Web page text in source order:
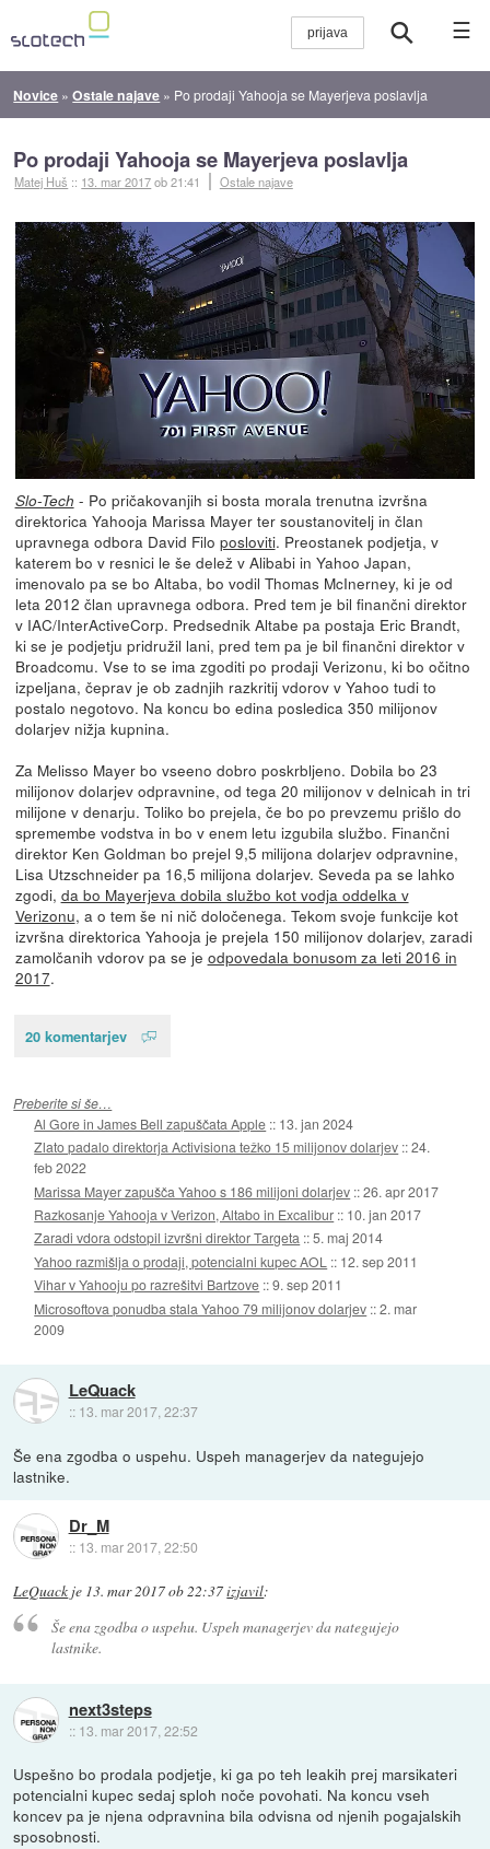
☰
Novice »Ostale najave » Po prodaji Yahooja se Mayerjeva poslavlja
Po prodaji Yahooja se Mayerjeva poslavlja
Matej Huš :: 13. mar 2017ob 21:41 Ostale najave
Slo-Tech - Po pričakovanjih si bosta morala trenutna izvršna
direktorica Yahooja Marissa Mayer ter soustanovitelj in član
upravnega odbora David Filo posloviti. Preostanek podjetja, v
katerem bo v resnici le še delež v Alibabi in Yahoo Japan,
imenovalo pa se bo Altaba, bo vodil Thomas McInerney, ki je od
leta 2012 član upravnega odbora. Pred tem je bil finančni direktor
v IAC/InterActiveCorp. Predsednik Altabe pa postaja Eric Brandt,
ki se je podjetju pridružil lani, pred tem pa je bil finančni direktor v
Broadcomu. Vse to se ima zgoditi po prodaji Verizonu, ki bo očitno
izpeljana, čeprav je ob zadnjih razkritij vdorov v Yahoo tudi to
postalo negotovo. Na koncu bo edina posledica 350 milijonov
dolarjev nižja kupnina.
Za Melisso Mayer bo vseeno dobro poskrbljeno. Dobila bo 23
milijonov dolarjev odpravnine, od tega 20 milijonov v delnicah in tri
milijone v denarju. Toliko bo prejela, če bo po prevzemu prišlo do
spremembe vodstva in bo v enem letu izgubila službo. Finančni
direktor Ken Goldman bo prejel 9,5 milijona dolarjev odpravnine,
Lisa Utzschneider pa 16,5 milijona dolarjev. Seveda pa se lahko
zgodi, da bo Mayerjeva dobila službo kot vodja oddelka v
Verizonu, a o tem še ni nič določenega. Tekom svoje funkcije kot
izvršna direktorica Yahooja je prejela 150 milijonov dolarjev, zaradi
zamolčanih vdorov pa se je odpovedala bonusom za leti 2016 in
2017.
20 komentarjev
Preberite si še…
Al Gore in James Bell zapuščata Apple :: 13. jan 2024
Zlato padalo direktorja Activisiona težko 15 milijonov dolarjev ::24.
feb 2022
Marissa Mayer zapušča Yahoo s 186 milijoni dolarjev ::26. apr 2017
Razkosanje Yahooja v Verizon, Altabo in Excalibur :: 10. jan 2017
Zaradi vdora odstopil izvršni direktor Targeta ::5. maj 2014
Yahoo razmišlja o prodaji, potencialni kupec AOL :: 12. sep 2011
Vihar v Yahooju po razrešitvi Bartzove ::9. sep 2011
Microsoftova ponudba stala Yahoo 79 milijonov dolarjev ::2. mar
2009
LeQuack
:: 13. mar 2017, 22:37
Še ena zgodba o uspehu. Uspeh managerjev da nategujejo
lastnike.
Dr_M
:: 13. mar 2017, 22:50
LeQuack je 13. mar 2017 ob 22:37izjavil:
Še ena zgodba o uspehu. Uspeh managerjev da nategujejo
lastnike.
next3steps
:: 13. mar 2017, 22:52
Uspešno bo prodala podjetje, ki ga po teh leakih prej marsikateri
potencialni kupec sedaj sploh noče povohati. Na koncu vseh
koncev pa je njena odpravnina bila odvisna od njenih pogajalskih
sposobnosti.